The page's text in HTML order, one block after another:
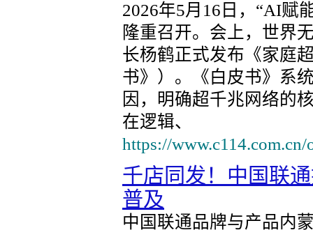
2026年5月16日，“AI赋
隆重召开。会上，世界
长杨鹤正式发布《家庭
书》）。《白皮书》系
因，明确超千兆网络的
在逻辑、
https://
千店同发！中国联
普及
中国联通品牌与产品内